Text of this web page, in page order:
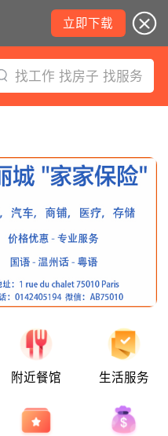
立即下载
找工作 找房子 找服务
附近餐馆 生活服务